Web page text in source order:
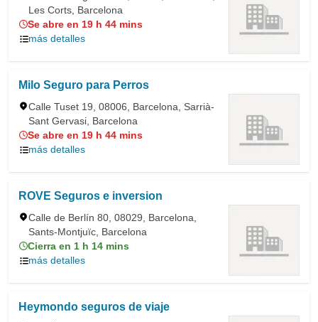
Les Corts, Barcelona
Se abre en 19 h 44 mins
más detalles
Milo Seguro para Perros
Calle Tuset 19, 08006, Barcelona, Sarrià-
Sant Gervasi, Barcelona
Se abre en 19 h 44 mins
más detalles
ROVE Seguros e inversion
Calle de Berlín 80, 08029, Barcelona,
Sants-Montjuïc, Barcelona
Cierra en 1 h 14 mins
más detalles
Heymondo seguros de viaje